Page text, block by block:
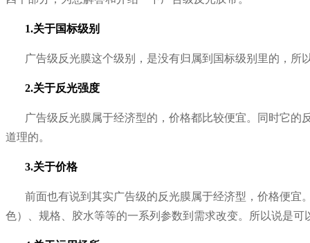
1.关于国标级别
广告级反光膜这个级别，是没有归属到国标级别里的，所
2.关于反光强度
广告级反光膜属于经济型的，价格都比较便宜。同时它
道理的。
3.关于价格
前面也有说到其实广告级的反光膜属于经济型，价格便
色）、规格、胶水等等的一系列参数到需求改变。所以说是